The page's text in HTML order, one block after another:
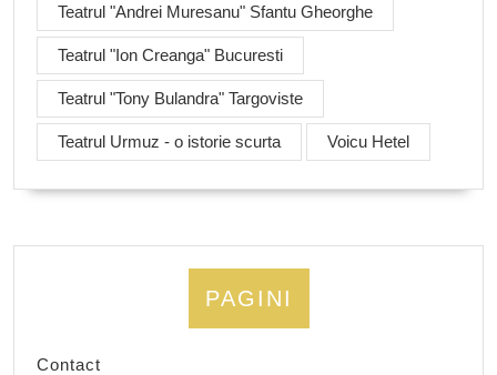
Teatrul "Andrei Muresanu" Sfantu Gheorghe
Teatrul "Ion Creanga" Bucuresti
Teatrul "Tony Bulandra" Targoviste
Teatrul Urmuz - o istorie scurta Voicu Hetel
PAGINI
Contact